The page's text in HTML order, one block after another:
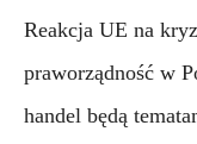
Reakcja UE na
praworządność w
handel będą